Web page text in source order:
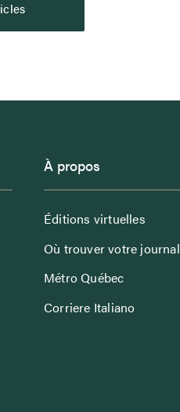
À propos
Éditions virtuelles
Où trouver votre journal
Métro Québec
Corriere Italiano